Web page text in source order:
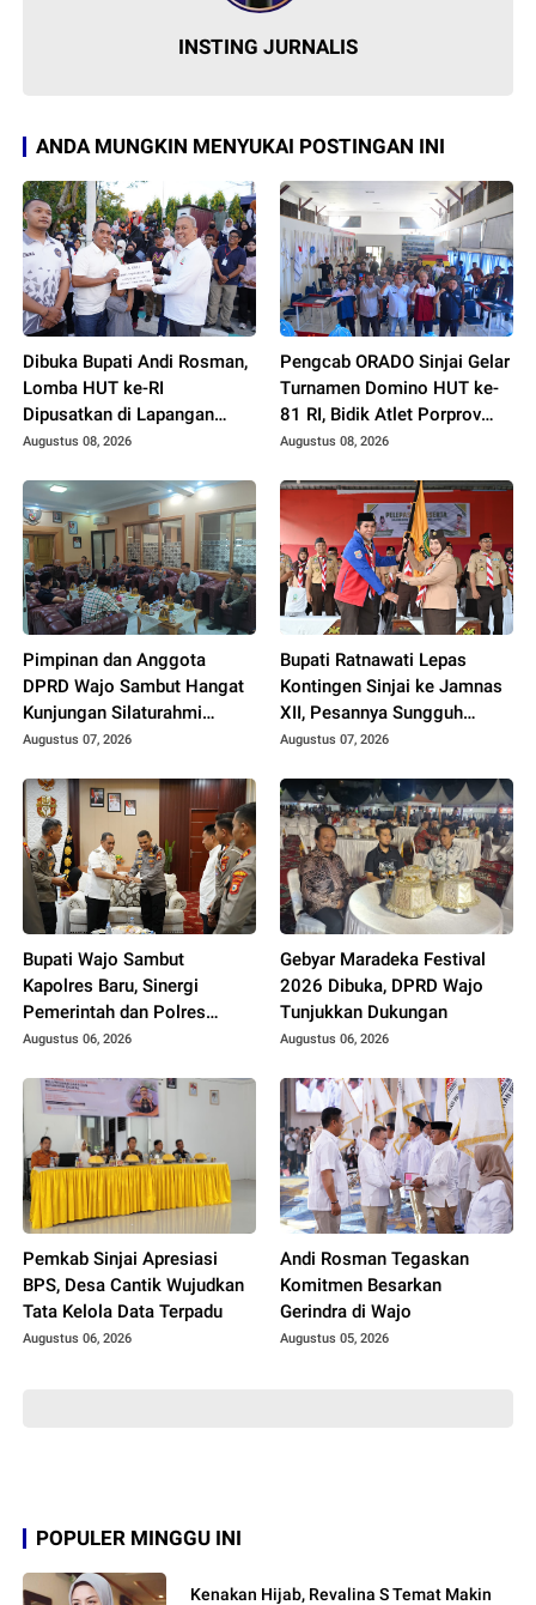
INSTING JURNALIS
ANDA MUNGKIN MENYUKAI POSTINGAN INI
Dibuka Bupati Andi Rosman,
Lomba HUT ke-RI
Dipusatkan di Lapangan
Merdeka
Augustus 08, 2026
Pengcab ORADO Sinjai Gelar
Turnamen Domino HUT ke-
81 RI, Bidik Atlet Porprov
XVIII
Augustus 08, 2026
Pimpinan dan Anggota
DPRD Wajo Sambut Hangat
Kunjungan Silaturahmi
Kapolres yang Baru
Augustus 07, 2026
Bupati Ratnawati Lepas
Kontingen Sinjai ke Jamnas
XII, Pesannya Sungguh
Menggugah Hati
Augustus 07, 2026
Bupati Wajo Sambut
Kapolres Baru, Sinergi
Pemerintah dan Polres
Diperkuat
Augustus 06, 2026
Gebyar Maradeka Festival
2026 Dibuka, DPRD Wajo
Tunjukkan Dukungan
Augustus 06, 2026
Pemkab Sinjai Apresiasi
BPS, Desa Cantik Wujudkan
Tata Kelola Data Terpadu
Augustus 06, 2026
Andi Rosman Tegaskan
Komitmen Besarkan
Gerindra di Wajo
Augustus 05, 2026
POPULER MINGGU INI
Kenakan Hijab, Revalina S Temat Makin